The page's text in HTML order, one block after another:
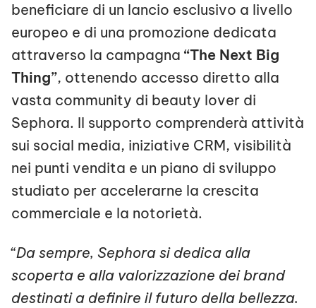
beneficiare di un lancio esclusivo a livello
europeo e di una promozione dedicata
attraverso la campagna “The Next Big
Thing”, ottenendo accesso diretto alla
vasta community di beauty lover di
Sephora. Il supporto comprenderà attività
sui social media, iniziative CRM, visibilità
nei punti vendita e un piano di sviluppo
studiato per accelerarne la crescita
commerciale e la notorietà.
“Da sempre, Sephora si dedica alla
scoperta e alla valorizzazione dei brand
destinati a definire il futuro della bellezza.